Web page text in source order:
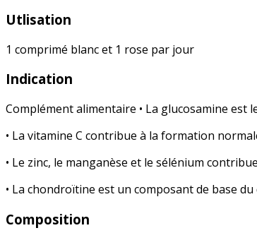
Utlisation
1 comprimé blanc et 1 rose par jour
Indication
Complément alimentaire • La glucosamine est
• La vitamine C contribue à la formation
• Le zinc, le manganèse et le sélénium
• La chondroïtine est un composant de base du
Composition